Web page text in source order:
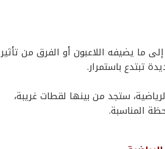
ما يضيفه اللاعبون أو الفرق من تأثير
تبتدع باستمرار.
ستجد من بينها لقطات غريبة،
المناسبة.